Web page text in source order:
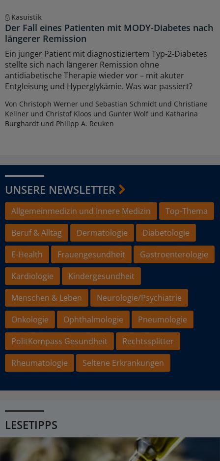
Kasuistik
Der Fall eines Patienten mit MODY-Diabetes nach
längerer Remission
Ein junger Patient mit diagnostiziertem Typ-2-Diabetes
stellte sich nach längerer Remission ohne
antidiabetische Therapie wieder vor – mit akuter
Entgleisung und Hyperglykämie. Was war passiert?
Von Christoph Werner und Sebastian Schmidt und Christiane
Kellner und Christof Kloos und Gunter Wolf und Katharina
Burghardt und Philipp A. Reuken
UNSERE NEWSLETTER
Allgemeinmedizin und Innere Medizin
Top-Thema
Beruf & Alltag
Dermatologie
Diabetologie
E-Health
Frauengesundheit
Gastroenterologie
Kardiologie
Kindergesundheit
Menschen & Leben
Neurologie/Psychiatrie
Onkologie
Ophthalmologie
Pneumologie
PolitKompass Gesundheit
Rechtssplitter
Rheumatologie
Seltene Erkrankungen
LESETIPPS